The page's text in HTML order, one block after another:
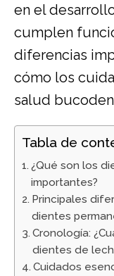
en el
cumplen
diferencias
cómo los
salud
Tabla de
¿Qué son los
importantes?
Principales
dientes
Cronología:
dientes de
Cuidados